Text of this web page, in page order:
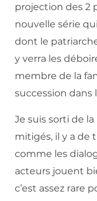
projection des 2
nouvelle série
dont le
y verra les
membre de la
succession dans
Je suis sorti de
mitigés, il y a de
comme les
acteurs jouent
c’est assez rare